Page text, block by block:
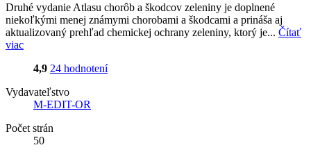
Druhé vydanie Atlasu chorôb a škodcov zeleniny je doplnené
niekoľkými menej známymi chorobami a škodcami a prináša aj
aktualizovaný prehľad chemickej ochrany zeleniny, ktorý je... Čítať
viac
4,9 24 hodnotení
Vydavateľstvo
M-EDIT-OR
Počet strán
50